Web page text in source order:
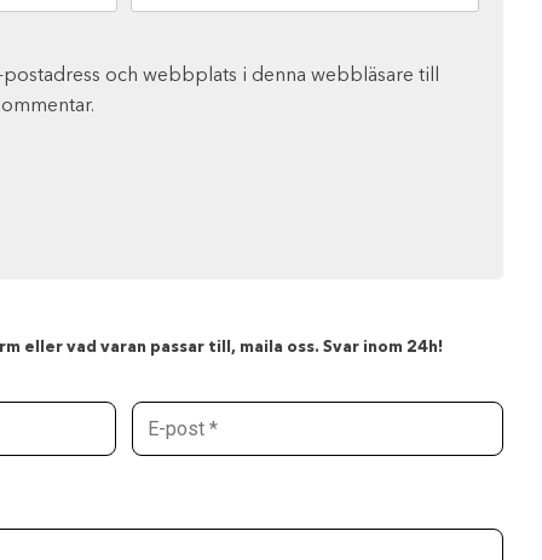
och webbplats i denna webbläsare till
eller vad varan passar till, maila oss. Svar inom 24h!